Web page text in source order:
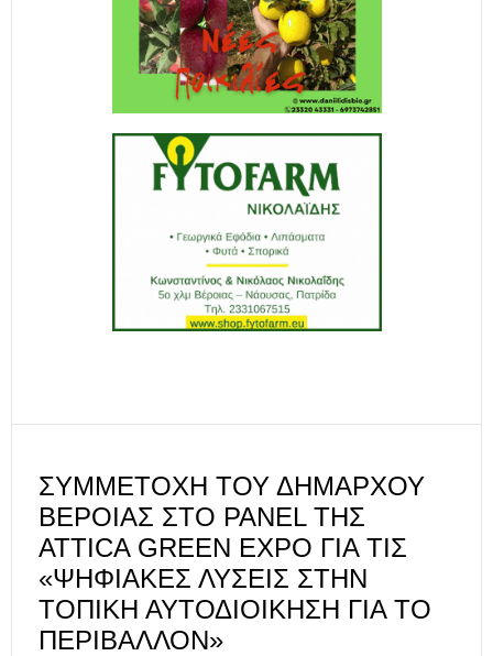
ΣΥΜΜΕΤΟΧΉ ΤΟΥ ΔΗΜΆΡΧΟΥ
ΒΈΡΟΙΑΣ ΣΤΟ PANEL ΤΗΣ
ATTICA GREEN EXPO ΓΙΑ ΤΙΣ
«ΨΗΦΙΑΚΈΣ ΛΎΣΕΙΣ ΣΤΗΝ
ΤΟΠΙΚΉ ΑΥΤΟΔΙΟΊΚΗΣΗ ΓΙΑ ΤΟ
ΠΕΡΙΒΆΛΛΟΝ»